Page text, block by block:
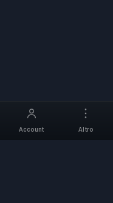
Account Altro